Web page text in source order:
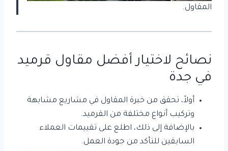
المقاول.
نصائح لاختيار أفضل مقاول قرميد
في جدة
أولاً، تحقق من خبرة المقاول في مشاريع مشابهة
وتركيب أنواع مختلفة من القرميد.
بالإضافة إلى ذلك، اطلع على تقييمات العملاء
السابقين للتأكد من جودة العمل.